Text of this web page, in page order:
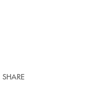
SHARE